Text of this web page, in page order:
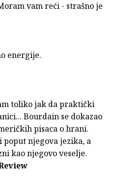
vam reći - strašno je
energije.
toliko jak da praktički
Bourdain se dokazao
pisaca o hrani.
poput njegova jezika, a
kao njegovo veselje.